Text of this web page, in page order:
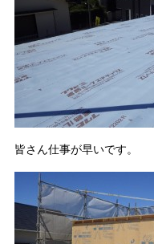
皆さん仕事が早いです。